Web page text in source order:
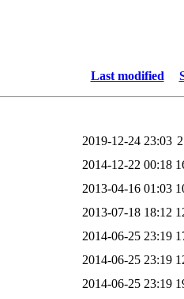
Last modified
2019-12-24 23:03
2014-12-22 00:18
2013-04-16 01:03
2013-07-18 18:12
2014-06-25 23:19
2014-06-25 23:19
2014-06-25 23:19